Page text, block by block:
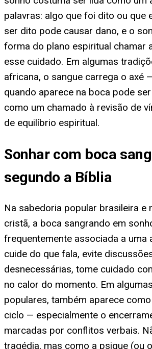
palavras: algo que foi dito ou que
ser dito pode causar dano, e o
forma do plano espiritual chamar
esse cuidado. Em algumas
africana, o sangue carrega o axé
quando aparece na boca pode
como um chamado à revisão de
de equilíbrio espiritual.
Sonhar com boca
segundo a Bíblia
Na sabedoria popular brasileira e
cristã, a boca sangrando em
frequentemente associada a uma
cuide do que fala, evite
desnecessárias, tome cuidado
no calor do momento. Em
populares, também aparece
ciclo — especialmente o
marcadas por conflitos verbais.
tragédia, mas como a psique (ou